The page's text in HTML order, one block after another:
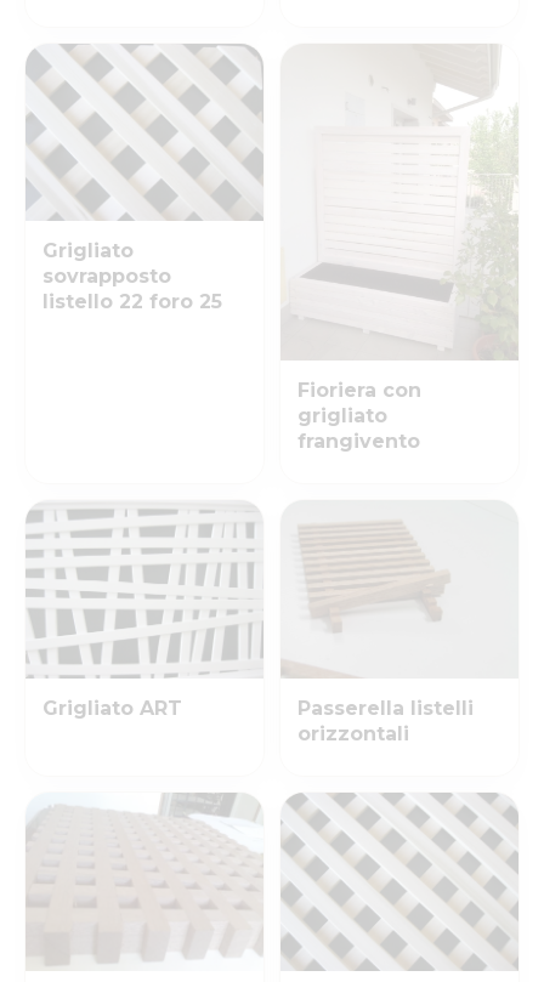
Grigliato
sovrapposto
listello 22 foro 25
Fioriera con
grigliato
frangivento
Grigliato ART
Passerella listelli
orizzontali